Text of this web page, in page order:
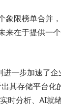
象限榜单合并
在于提供一
一步加速了企
其存储平台化
时分析、AI就